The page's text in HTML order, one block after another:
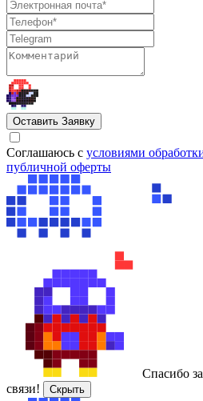
Оставить Заявку
Cоглашаюсь с условиями
публичной оферты
Спасибо
связи!
Скрыть